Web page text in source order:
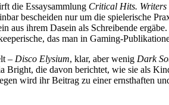
die Essaysammlung Critical Hits. Writers
bescheiden nur um die spielerische
aus ihrem Dasein als Schreibende
das man in Gaming-
– Disco Elysium, klar, aber wenig Dark
die davon berichtet, wie sie als
wird ihr Beitrag zu einer ernsthaften